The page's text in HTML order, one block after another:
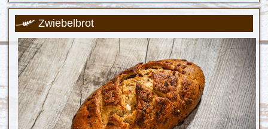
Zwiebelbrot